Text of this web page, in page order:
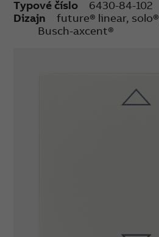
Typové číslo
6430-84-102
Dizajn
future® linear,
Busch-axcent®